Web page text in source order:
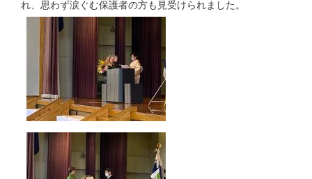
れ、思わず涙ぐむ保護者の方も見受けられました。